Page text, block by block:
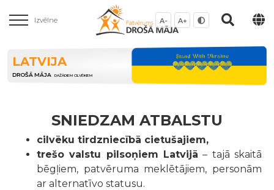
Izvēlne A- A+
LATVIJA
DROŠĀ MĀJA DAŽĀDIEM CILVĒKIEM
SNIEDZAM ATBALSTU
cilvēku tirdzniecībā cietušajiem,
trešo valstu pilsoņiem Latvijā – tajā skaitā
bēgļiem, patvēruma meklētājiem, personām
ar alternatīvo statusu.